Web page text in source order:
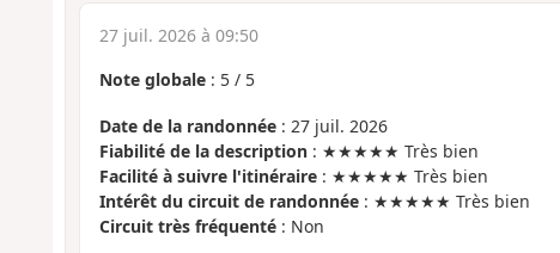
27 juil. 2026 à 09:50
Note globale: 5/ 5
Date de la randonnée: 27 juil. 2026
Fiabilité de la description: ★★★★★ Très bien
Facilité à suivre l'itinéraire: ★★★★★ Très bien
Intérêt du circuit de randonnée: ★★★★★ Très bien
Circuit très fréquenté: Non